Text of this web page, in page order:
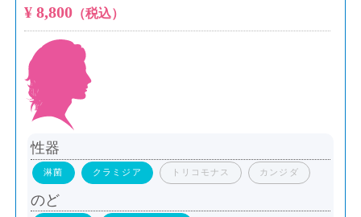
¥ 8,800（税込）
性器
淋菌 クラミジア トリコモナス カンジダ
のど